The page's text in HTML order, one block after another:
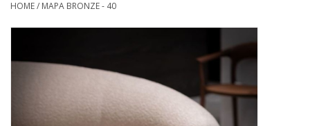
HOME/ MAPA BRONZE - 40